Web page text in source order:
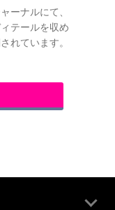
ーナルにて、
テールを収め
れています。